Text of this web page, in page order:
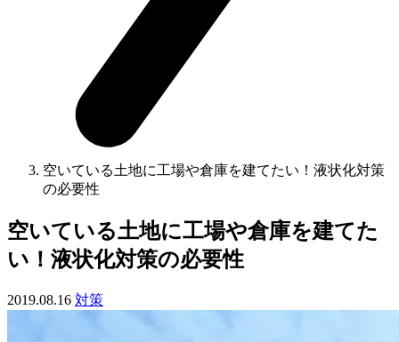
空いている土地に工場や倉庫を建てたい！液状化対策
の必要性
空いている土地に工場や倉庫を建てた
い！液状化対策の必要性
2019.08.16 対策